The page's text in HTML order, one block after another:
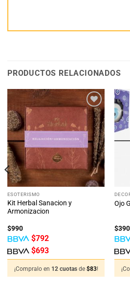
PRODUCTOS RELACIONADOS
Añadir
a la
lista
de
deseos
ESOTERISMO
Kit Herbal Sanacion y
Armonizacion
$990
$792
$693
¡Compralo en 12 cuotas de $83!
Ojo
$390